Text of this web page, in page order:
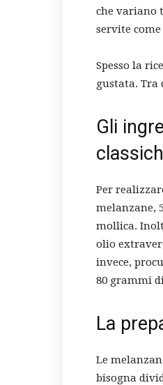
che variano
servite
Spesso la
gustata. Tra
Gli
Per
melanzane,
mollica.
olio
invece,
80 grammi
La
Le
bisogna